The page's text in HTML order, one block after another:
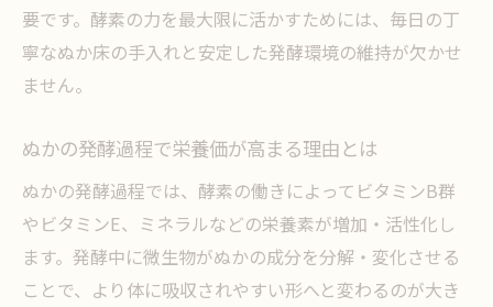
要です。酵素の力を最大限に活かすためには、毎日の丁
寧なぬか床の手入れと安定した発酵環境の維持が欠かせ
ません。
ぬかの発酵過程で栄養価が高まる理由とは
ぬかの発酵過程では、酵素の働きによってビタミンB群
やビタミンE、ミネラルなどの栄養素が増加・活性化し
ます。発酵中に微生物がぬかの成分を分解・変化させる
ことで、より体に吸収されやすい形へと変わるのが大き